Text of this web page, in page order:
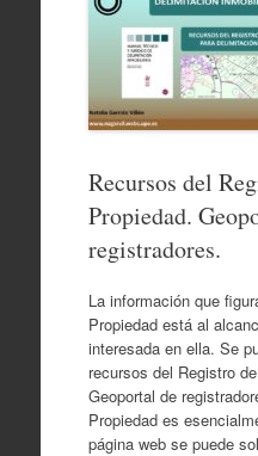
Recursos del
Propiedad.
registradores.
La información que
Propiedad está al
interesada en ella. Se
recursos del Registro
Geoportal de
Propiedad es
página web se puede